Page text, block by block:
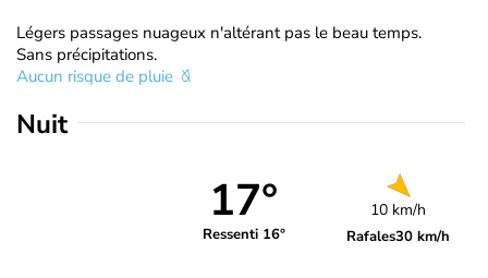
Légers passages nuageux n'altérant pas le beau temps.
Sans précipitations.
Aucun risque de pluie
Nuit
17°
Ressenti 16°
10 km/h
Rafales30 km/h